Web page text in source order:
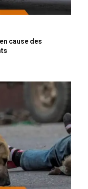
cause des